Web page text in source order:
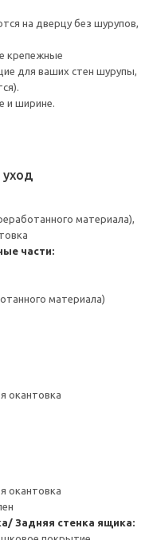
на дверцу без шурупов,
крепежные
для ваших стен шурупы,
и ширине.
материала),
части:
материала)
окантовка
окантовка
Задняя стенка ящика: